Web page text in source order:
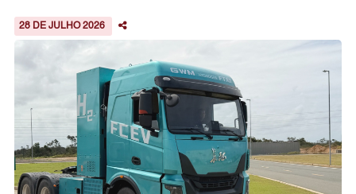
28 DE JULHO 2026